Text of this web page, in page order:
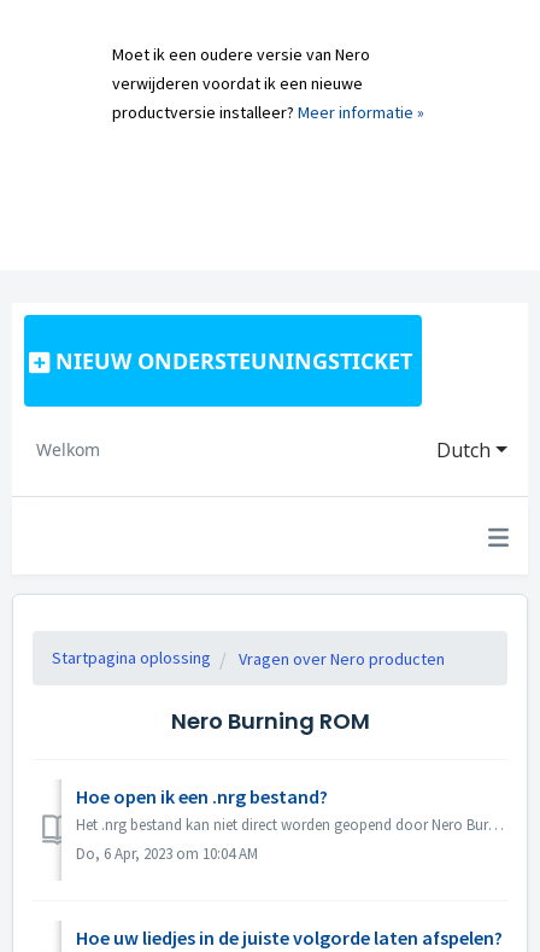
Moet ik een oudere versie van Nero
verwijderen voordat ik een nieuwe
productversie installeer? Meer informatie »
NIEUW ONDERSTEUNINGSTICKET
Dutch
Welkom
Startpagina oplossing Vragen over Nero producten
Nero Burning ROM
Hoe open ik een .nrg bestand?
Het .nrg bestand kan niet direct worden geopend door Nero Burning ROM. Je kunt het nrg bestand op schijf branden met Nero Burning ROM. Of gebruik disk driv...
Do, 6 Apr, 2023 om 10:04 AM
Hoe uw liedjes in de juiste volgorde laten afspelen?